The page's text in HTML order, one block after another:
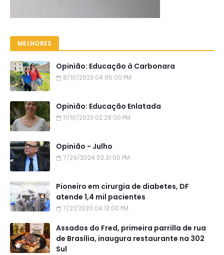
MELHORES
Opinião: Educação à Carbonara
8/10/2023 04:05:00 PM
Opinião: Educação Enlatada
11/10/2023 02:28:00 PM
Opinião - Julho
7/29/2024 02:31:00 PM
Pioneiro em cirurgia de diabetes, DF
atende 1,4 mil pacientes
7/21/2020 04:13:00 PM
Assados do Fred, primeira parrilla de rua
de Brasília, inaugura restaurante na 302
Sul